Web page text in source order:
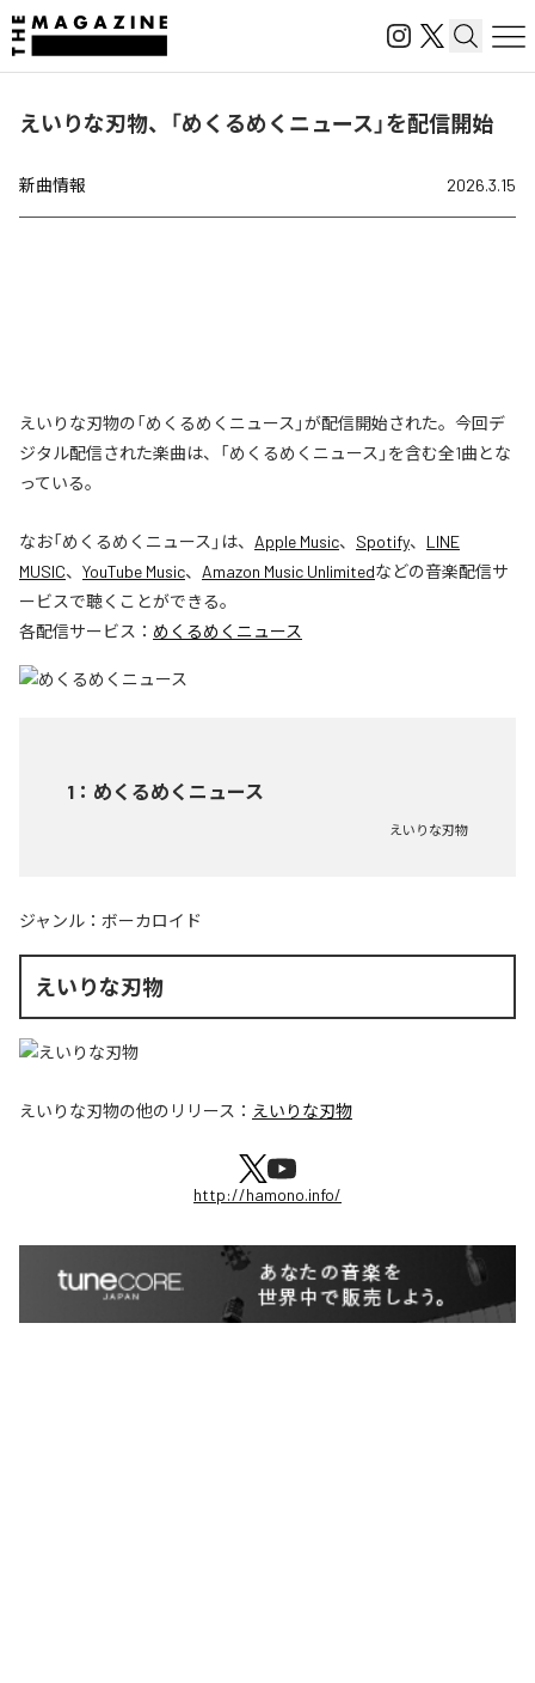
えいりな刃物、「めくるめくニュース」を配信開始
新曲情報 2026.3.15
えいりな刃物の「めくるめくニュース」が配信開始された。今回デ
ジタル配信された楽曲は、「めくるめくニュース」を含む全1曲とな
っている。
なお「めくるめくニュース 」は、 Apple Music、 Spotify、 LINE
MUSIC、 YouTube Music、 Amazon Music Unlimitedなどの音楽配信サ
ービスで聴くことができる。
各配信サービス： めくるめくニュース
1 ： めくるめくニュース
えいりな刃物
ジャンル： ボーカロイド
えいりな刃物
えいりな刃物の他のリリース： えいりな刃物
http://hamono.info/